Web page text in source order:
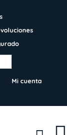
Mi cuenta